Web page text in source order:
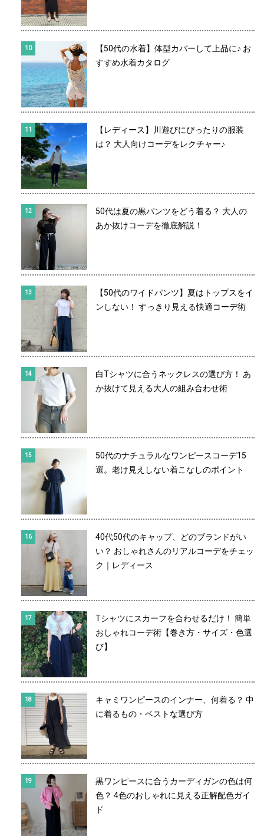
【50代の水着】体型カバーして上品に♪ お
すすめ水着カタログ
【レディース】川遊びにぴったりの服装
は？ 大人向けコーデをレクチャー♪
50代は夏の黒パンツをどう着る？ 大人の
あか抜けコーデを徹底解説！
【50代のワイドパンツ】夏はトップスをイ
ンしない！ すっきり見える快適コーデ術
白Tシャツに合うネックレスの選び方！ あ
か抜けて見える大人の組み合わせ術
50代のナチュラルなワンピースコーデ15
選。老け見えしない着こなしのポイント
40代50代のキャップ、どのブランドがい
い？ おしゃれさんのリアルコーデをチェッ
ク｜レディース
Tシャツにスカーフを合わせるだけ！ 簡単
おしゃれコーデ術【巻き方・サイズ・色選
び】
キャミワンピースのインナー、何着る？ 中
に着るもの・ベストな選び方
黒ワンピースに合うカーディガンの色は何
色？ 4色のおしゃれに見える正解配色ガイ
ド